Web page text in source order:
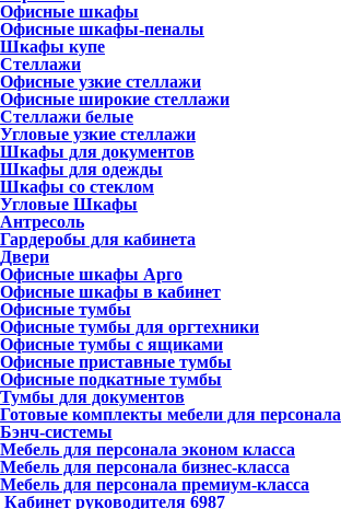
Офисные шкафы
Офисные шкафы-пеналы
Шкафы купе
Стеллажи
Офисные узкие стеллажи
Офисные широкие стеллажи
Стеллажи белые
Угловые узкие стеллажи
Шкафы для документов
Шкафы для одежды
Шкафы со стеклом
Угловые Шкафы
Антресоль
Гардеробы для кабинета
Двери
Офисные шкафы Арго
Офисные шкафы в кабинет
Офисные тумбы
Офисные тумбы для оргтехники
Офисные тумбы с ящиками
Офисные приставные тумбы
Офисные подкатные тумбы
Тумбы для документов
Готовые комплекты мебели для персонала
Бэнч-системы
Мебель для персонала эконом класса
Мебель для персонала бизнес-класса
Мебель для персонала премиум-класса
Кабинет руководителя 6987